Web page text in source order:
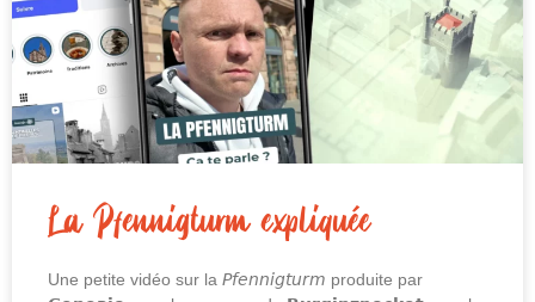
La Pfennigturm expliquée
Une petite vidéo sur la 𝘗𝘧𝘦𝘯𝘯𝘪𝘨𝘵𝘶𝘳𝘮 produite par